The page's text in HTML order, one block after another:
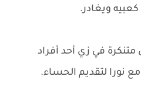
ويغادر.
في زي أحد أفراد
نورا لتقديم الحساء.